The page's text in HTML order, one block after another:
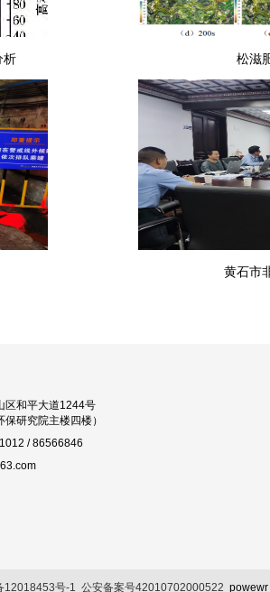
析 松滋
黄石市
区和平大道1244号
保研究院主楼四楼）
/ 86566846
12018453号-1 公安备案号42010702000522 powewr